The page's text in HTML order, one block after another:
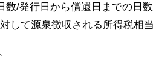
/発行日から償還日までの日数
て源泉徴収される所得税相当